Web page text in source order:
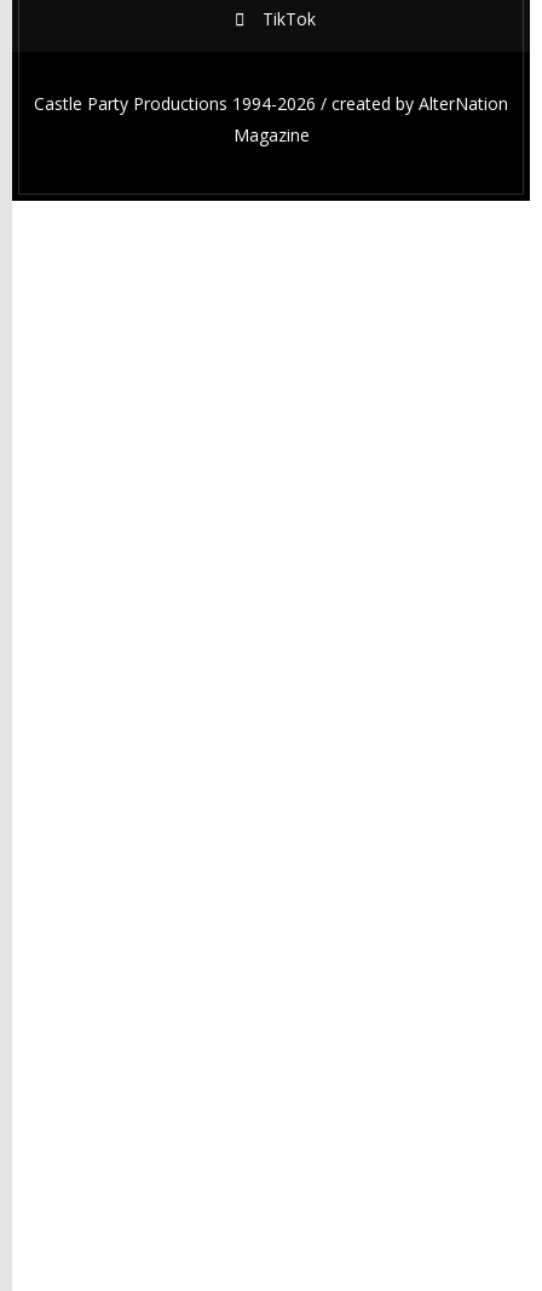
TikTok
Castle Party Productions 1994-2026 / created by AlterNation
Magazine